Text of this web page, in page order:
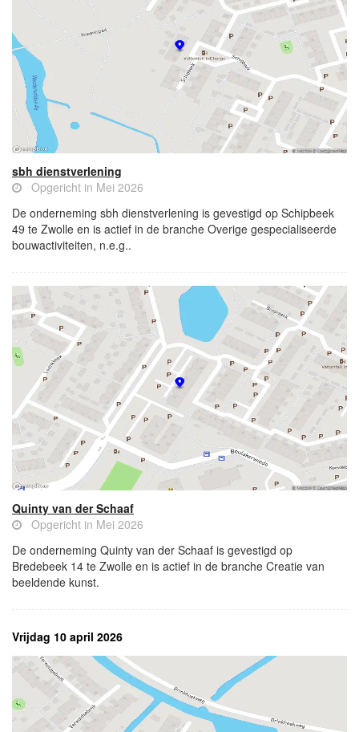
sbh dienstverlening
Opgericht in Mei 2026
De onderneming sbh dienstverlening is gevestigd op Schipbeek
49 te Zwolle en is actief in de branche Overige gespecialiseerde
bouwactiviteiten, n.e.g..
Quinty van der Schaaf
Opgericht in Mei 2026
De onderneming Quinty van der Schaaf is gevestigd op
Bredebeek 14 te Zwolle en is actief in de branche Creatie van
beeldende kunst.
Vrijdag 10 april 2026